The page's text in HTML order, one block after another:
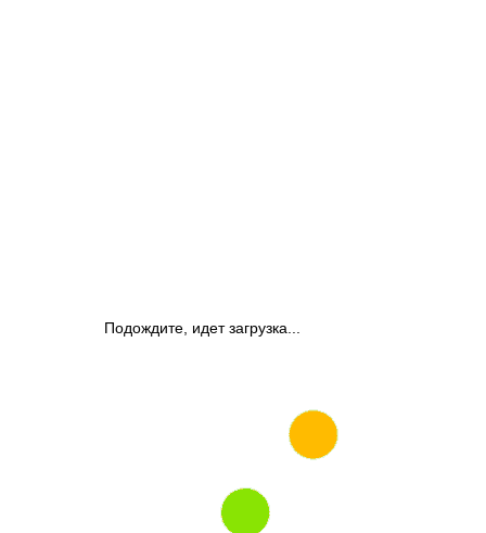
Подождите, идет загрузка...